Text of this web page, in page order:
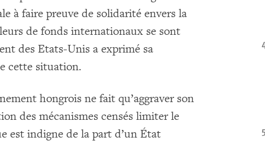
à faire preuve de solidarité envers la
de fonds internationaux se sont
des Etats-Unis a exprimé sa
cette situation.
hongrois ne fait qu’aggraver son
des mécanismes censés limiter le
est indigne de la part d’un État